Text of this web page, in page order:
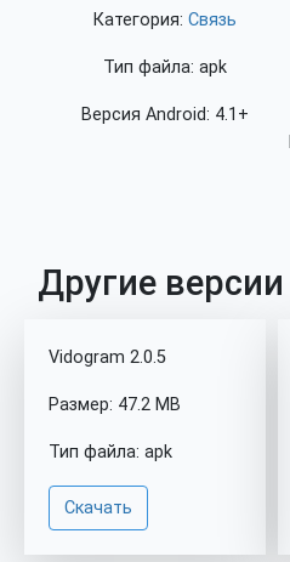
Категория: Связь
Тип файла: apk
Версия Android: 4.1+
Другие версии
Vidogram 2.0.5
Размер: 47.2 MB
Тип файла: apk
Скачать